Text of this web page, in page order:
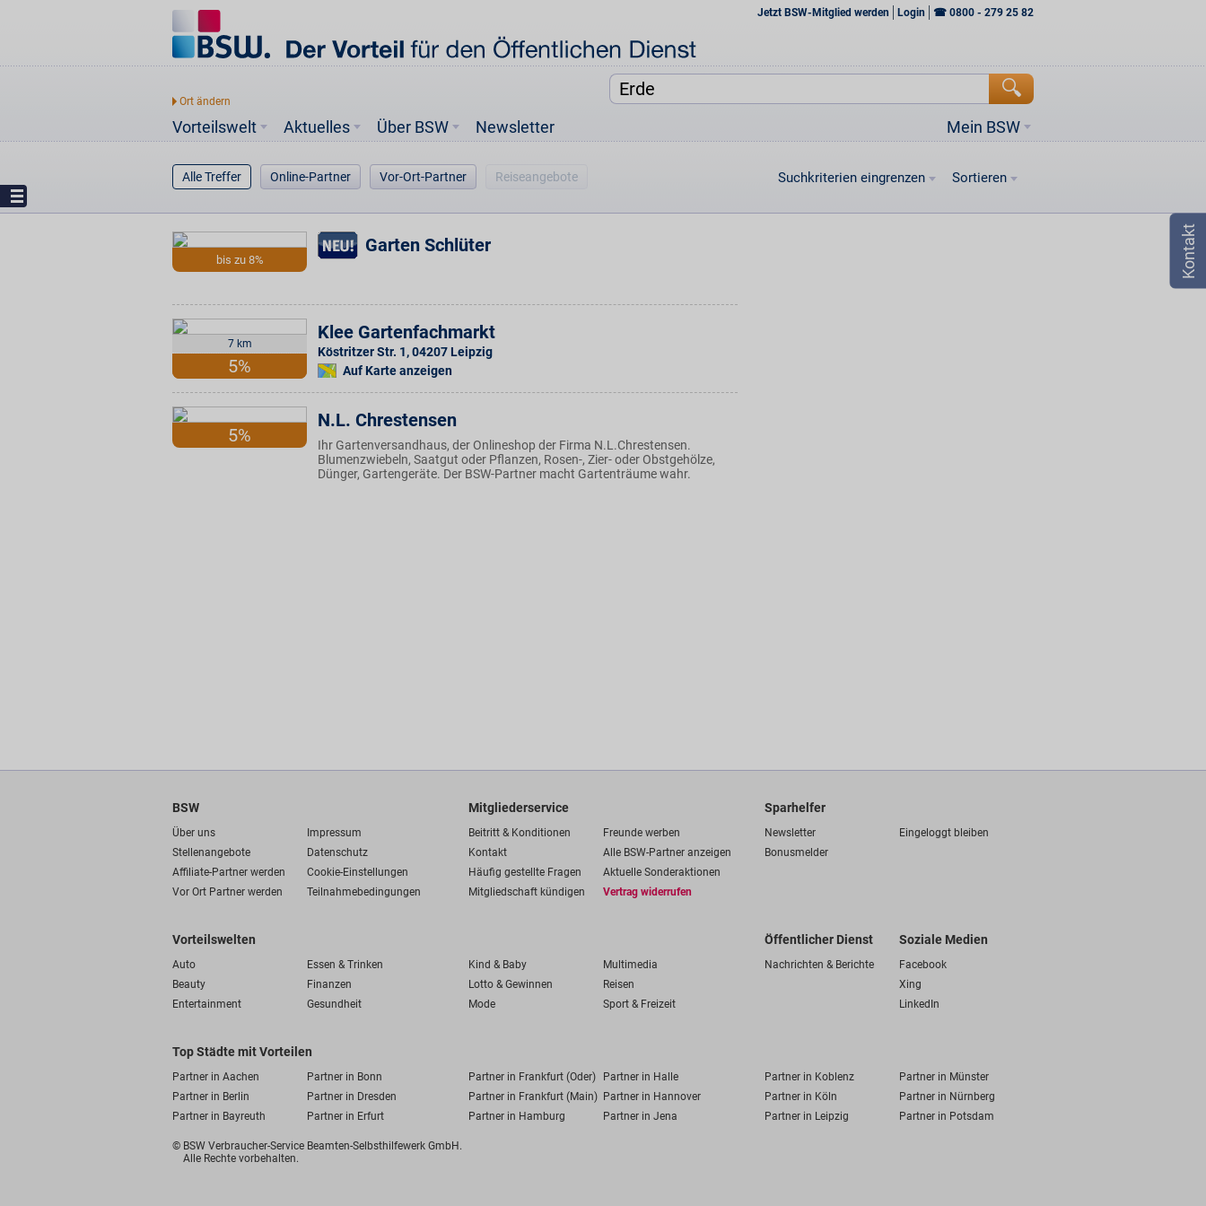
Jetzt BSW-Mitglied werden Login ☎ 0800 - 279 25 82
Vorteilswelt Mein BSW
Aktuelles Über BSW Newsletter
Alle Treffer Online-Partner Vor-Ort-Partner Reiseangebote Suchkriterien eingrenzen Sortieren
bis zu 8%
Garten Schlüter
7 km
5%
Klee Gartenfachmarkt
Köstritzer Str. 1,04207 Leipzig
Auf Karte anzeigen
5%
N.L. Chrestensen
Ihr Gartenversandhaus, der Onlineshop der Firma N.L.Chrestensen.
Blumenzwiebeln, Saatgut oder Pflanzen, Rosen-, Zier- oder Obstgehölze,
Dünger, Gartengeräte. Der BSW-Partner macht Gartenträume wahr.
BSW
Über uns
Impressum
Stellenangebote
Datenschutz
Affiliate-Partner werden
Cookie-Einstellungen
Vor Ort Partner werden
Teilnahmebedingungen
Mitgliederservice
Beitritt & Konditionen
Freunde werben
Kontakt
Alle BSW-Partner anzeigen
Häufig gestellte Fragen
Aktuelle Sonderaktionen
Mitgliedschaft kündigen
Vertrag widerrufen
Sparhelfer
Newsletter
Eingeloggt bleiben
Bonusmelder
Vorteilswelten
Auto Essen & Trinken Kind & Baby
Multimedia
Beauty
Finanzen Lotto & Gewinnen
Reisen
Entertainment
Gesundheit Mode Sport & Freizeit
Öffentlicher Dienst
Nachrichten & Berichte
Soziale Medien
Facebook
Xing
LinkedIn
Top Städte mit Vorteilen
Partner in Aachen Partner in Bonn Partner in Frankfurt (Oder) Partner in Halle Partner in Koblenz
Partner in Münster
Partner in Berlin
Partner in Dresden Partner in Frankfurt (Main) Partner in Hannover Partner in Köln
Partner in Nürnberg
Partner in Bayreuth
Partner in Erfurt Partner in Hamburg Partner in Jena Partner in Leipzig Partner in Potsdam
© BSW Verbraucher-Service Beamten-Selbsthilfewerk GmbH.
Alle Rechte vorbehalten.